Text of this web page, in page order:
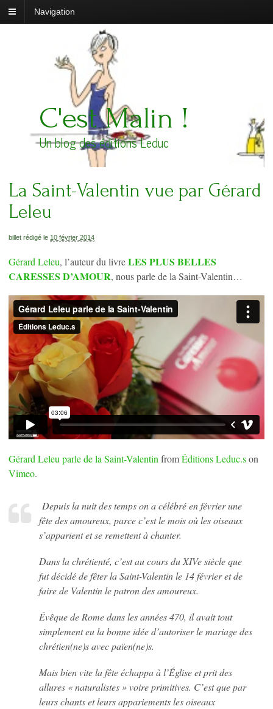
Navigation
C'est Malin !
Un blog des éditions Leduc
La Saint-Valentin vue par Gérard
Leleu
billet rédigé le 10 février 2014
Gérard Leleu, l’auteur du livreLES PLUS BELLES
CARESSES D’AMOUR, nous parle de la Saint-Valentin…
Gérard Leleu parle de la Saint-Valentin fromÉditions Leduc.son
Vimeo.
Depuis la nuit des temps on a célébré en février une
fête des amoureux, parce c’est le mois où les oiseaux
s’apparient et se remettent à chanter.
Dans la chrétienté, c’est au cours du XIVe siècle que
fut décidé de fêter la Saint-Valentin le 14 février et de
faire de Valentin le patron des amoureux.
Évêque de Rome dans les années 470, il avait tout
simplement eu la bonne idée d’autoriser le mariage des
chrétien(ne)s avec païen(ne)s.
Mais bien vite la fête échappa à l’Église et prit des
allures « naturalistes » voire primitives. C’est que par
leurs chants et leurs appariements les oiseaux